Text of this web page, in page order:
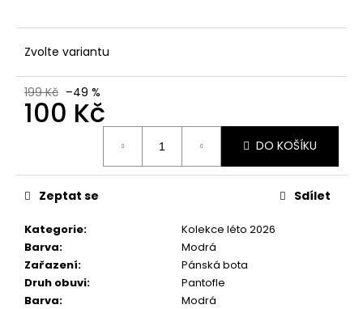
Zvolte variantu
199 Kč –49 %
100 Kč
DO KOŠÍKU
Kategorie:
Kolekce léto 2026
Barva:
Modrá
Zařazení:
Pánská bota
Druh obuvi:
Pantofle
Barva:
Modrá
Zeptat se Sdílet
j
e
e